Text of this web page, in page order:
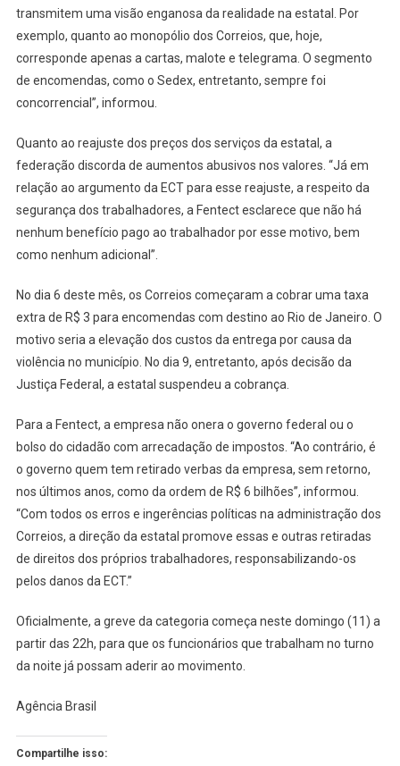
transmitem uma visão enganosa da realidade na estatal. Por
exemplo, quanto ao monopólio dos Correios, que, hoje,
corresponde apenas a cartas, malote e telegrama. O segmento
de encomendas, como o Sedex, entretanto, sempre foi
concorrencial”, informou.
Quanto ao reajuste dos preços dos serviços da estatal, a
federação discorda de aumentos abusivos nos valores. “Já em
relação ao argumento da ECT para esse reajuste, a respeito da
segurança dos trabalhadores, a Fentect esclarece que não há
nenhum benefício pago ao trabalhador por esse motivo, bem
como nenhum adicional”.
No dia 6 deste mês, os Correios começaram a cobrar uma taxa
extra de R$ 3 para encomendas com destino ao Rio de Janeiro. O
motivo seria a elevação dos custos da entrega por causa da
violência no município. No dia 9, entretanto, após decisão da
Justiça Federal, a estatal suspendeu a cobrança.
Para a Fentect, a empresa não onera o governo federal ou o
bolso do cidadão com arrecadação de impostos. “Ao contrário, é
o governo quem tem retirado verbas da empresa, sem retorno,
nos últimos anos, como da ordem de R$ 6 bilhões”, informou.
“Com todos os erros e ingerências políticas na administração dos
Correios, a direção da estatal promove essas e outras retiradas
de direitos dos próprios trabalhadores, responsabilizando-os
pelos danos da ECT.”
Oficialmente, a greve da categoria começa neste domingo (11) a
partir das 22h, para que os funcionários que trabalham no turno
da noite já possam aderir ao movimento.
Agência Brasil
Compartilhe isso: